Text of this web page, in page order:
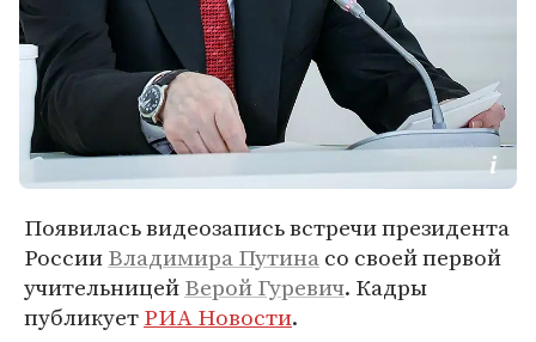
Появилась видеозапись встречи президента
РоссииВладимира Путинасо своей первой
учительницейВерой Гуревич. Кадры
публикуетРИА Новости.